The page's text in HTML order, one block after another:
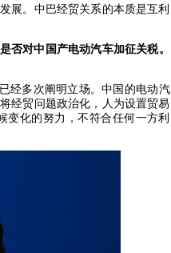
展。中巴经贸关系的本质是互利
否对中国产电动汽车加征关税。
经多次阐明立场。中国的电动汽
经贸问题政治化，人为设置贸易
化的努力，不符合任何一方利